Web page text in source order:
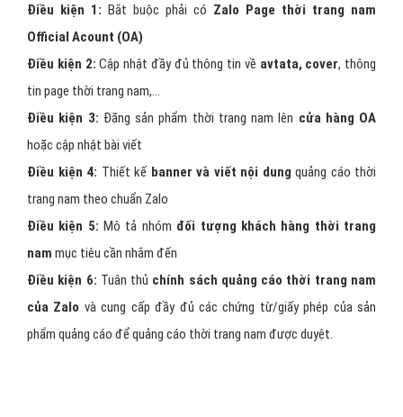
Điều kiện 1: Bắt buộc phải có Zalo Page thời trang nam
Official Acount (OA)
Điều kiện 2: Cập nhật đầy đủ thông tin về avtata, cover, thông
tin page thời trang nam,…
Điều kiện 3: Đăng sản phẩm thời trang nam lên cửa hàng OA
hoặc cập nhật bài viết
Điều kiện 4: Thiết kế banner và viết nội dung quảng cáo thời
trang nam theo chuẩn Zalo
Điều kiện 5: Mô tả nhóm đối tượng khách hàng thời trang
nam mục tiêu cần nhắm đến
Điều kiện 6: Tuân thủ chính sách quảng cáo thời trang nam
của Zalo và cung cấp đầy đủ các chứng từ/giấy phép của sản
phẩm quảng cáo để quảng cáo thời trang nam được duyệt.